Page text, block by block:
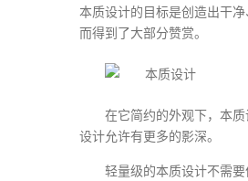
本质设计的目标是创造出干
而得到了大部分赞赏。
在它简约的外观下，本
设计允许有更多的影深。
轻量级的本质设计不需